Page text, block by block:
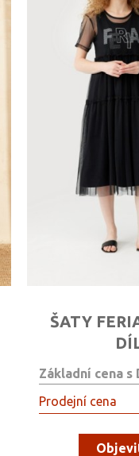
ŠATY
Základní cena s
Prodejní cena